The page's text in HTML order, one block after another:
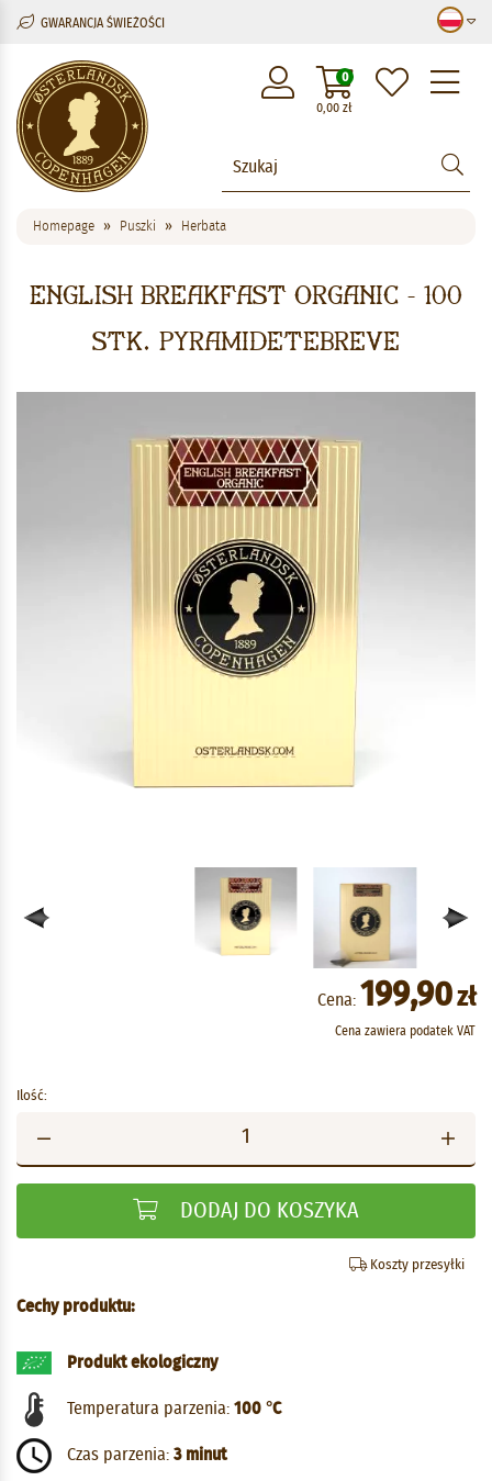
GWARANCJA ŚWIEŻOŚCI
0,00 zł
0
Homepage Puszki Herbata
English Breakfast Organic - 100
stk. pyramidetebreve
Cena: 199,90zł
Cena zawiera podatek VAT
Ilość:
DODAJ DO KOSZYKA
Koszty przesyłki
Cechy produktu:
Produkt ekologiczny
Temperatura parzenia: 100 °C
Czas parzenia: 3 minut